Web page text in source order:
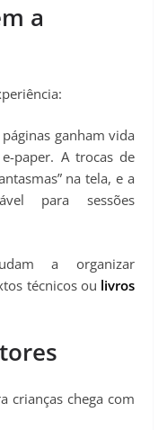
a
ganham vida
paper. A trocas de
na tela, e a
para sessões
a organizar
técnicos ou livros
crianças chega com